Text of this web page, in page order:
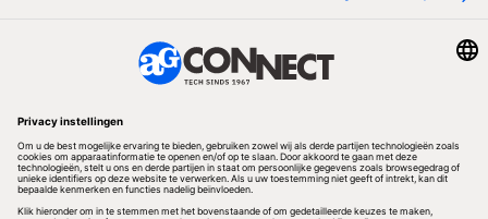
Volg ons
Redactionele partner